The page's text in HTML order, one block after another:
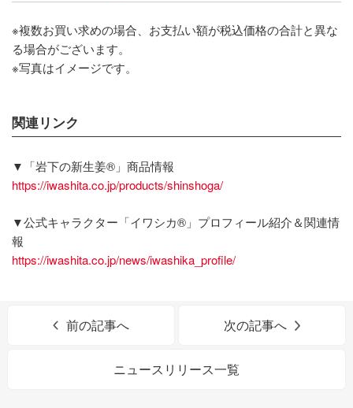
※複数お買い求めの場合、お支払い額が税込価格の合計と異な
る場合がございます。
※写真はイメージです。
関連リンク
▼「岩下の新生姜®」商品情報
https://iwashita.co.jp/products/shinshoga/
▼公式キャラクター「イワシカ®」プロフィール紹介＆関連情
報
https://iwashita.co.jp/news/iwashika_profile/
前の記事へ 次の記事へ
ニュースリリース一覧